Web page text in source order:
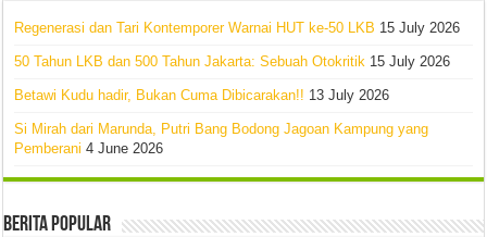
Regenerasi dan Tari Kontemporer Warnai HUT ke-50 LKB 15 July 2026
50 Tahun LKB dan 500 Tahun Jakarta: Sebuah Otokritik 15 July 2026
Betawi Kudu hadir, Bukan Cuma Dibicarakan!! 13 July 2026
Si Mirah dari Marunda, Putri Bang Bodong Jagoan Kampung yang
Pemberani 4 June 2026
Berita Popular